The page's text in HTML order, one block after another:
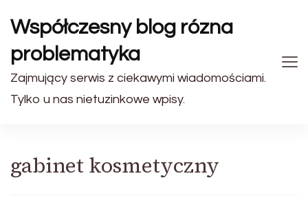
Współczesny blog rózna
problematyka
Zajmujący serwis z ciekawymi wiadomościami.
Tylko u nas nietuzinkowe wpisy.
gabinet kosmetyczny